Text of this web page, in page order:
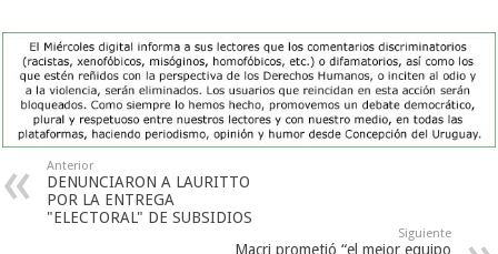
Anterior
DENUNCIARON A LAURITTO
POR LA ENTREGA
"ELECTORAL" DE SUBSIDIOS
Siguiente
Macri prometió “el mejor equipo